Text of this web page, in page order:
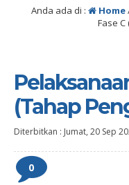
Anda ada di : Home
Fase
(Tahap
Diterbitkan : Jumat, 20 Sep
0